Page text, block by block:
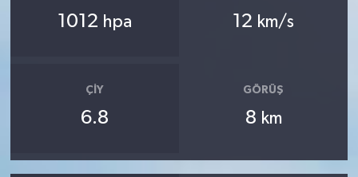
1012 hpa 12 km/s
ÇIY
6.8
GÖRÜŞ
8 km